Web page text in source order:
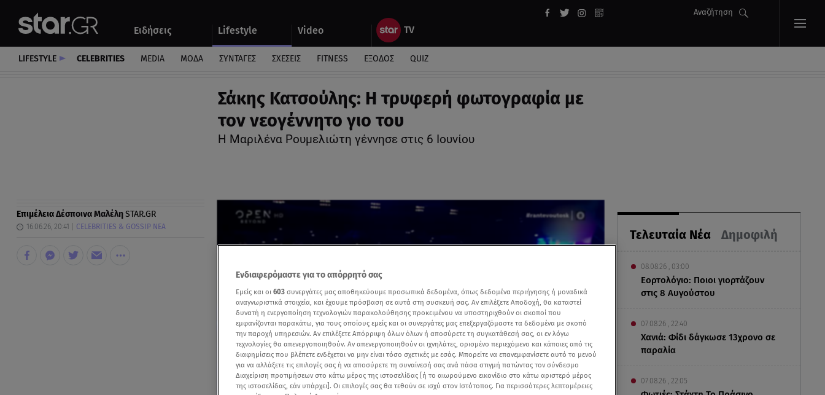
Ειδήσεις Lifestyle Video
Αναζήτηση
Αυτοκίνητο
LIFESTYLE CELEBRITIES MEDIA ΜΟΔΑ ΣΥΝΤΑΓΕΣ ΣΧΕΣΕΙΣ FITNESS ΕΞΟΔΟΣ QUIZ
Σάκης Κατσούλης: Η τρυφερή φωτογραφία με
τον νεογέννητο γιο του
Η Μαριλένα Ρουμελιώτη γέννησε στις 6 Ιουνίου
Τελευταία Νέα Δημοφιλή
08.08.26 , 03:00
Εορτολόγιο: Ποιοι γιορτάζουν
στις 8 Αυγούστου
07.08.26 , 22:40
Χανιά: Φίδι δάγκωσε 13χρονο σε
παραλία
07.08.26 , 22:05
ΕπιμέλειαΔέσποινα ΜαλέληSTAR.GR
16.06.26, 20:41 CELEBRITIES & GOSSIP ΝΕΑ
Ενδιαφερόμαστε για το απόρρητό σας
Εμείς και οι 603 συνεργάτες μας αποθηκεύουμε προσωπικά δεδομένα, όπως δεδομένα περιήγησης ή μοναδικά
αναγνωριστικά στοιχεία, και έχουμε πρόσβαση σε αυτά στη συσκευή σας. Αν επιλέξετε Αποδοχή, θα καταστεί
δυνατή η ενεργοποίηση τεχνολογιών παρακολούθησης προκειμένου να υποστηριχθούν οι σκοποί που
εμφανίζονται παρακάτω, για τους οποίους εμείς και οι συνεργάτες μας επεξεργαζόμαστε τα δεδομένα με σκοπό
την παροχή υπηρεσιών. Αν επιλέξετε Απόρριψη όλων όλων ή αποσύρετε τη συγκατάθεσή σας, οι εν λόγω
τεχνολογίες θα απενεργοποιηθούν. Αν απενεργοποιηθούν οι ιχνηλάτες, ορισμένο περιεχόμενο και κάποιες από τις
διαφημίσεις που βλέπετε ενδέχεται να μην είναι τόσο σχετικές με εσάς. Μπορείτε να επανεμφανίσετε αυτό το μενού
για να αλλάξετε τις επιλογές σας ή να αποσύρετε τη συναίνεσή σας ανά πάσα στιγμή πατώντας τον σύνδεσμο
Διαχείριση προτιμήσεων στο κάτω μέρος της ιστοσελίδας [ή το αιωρούμενο εικονίδιο στο κάτω αριστερό μέρος
της ιστοσελίδας, εάν υπάρχει]. Οι επιλογές σας θα τεθούν σε ισχύ στον Ιστότοπος. Για περισσότερες λεπτομέρειες